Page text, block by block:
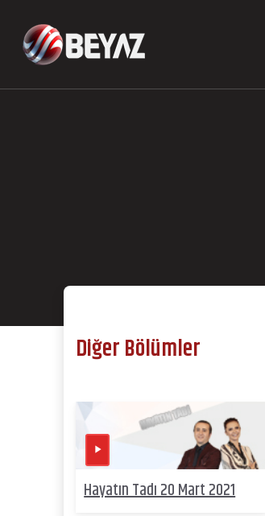
Diğer Bölümler
Hayatın Tadı 20 Mart 2021